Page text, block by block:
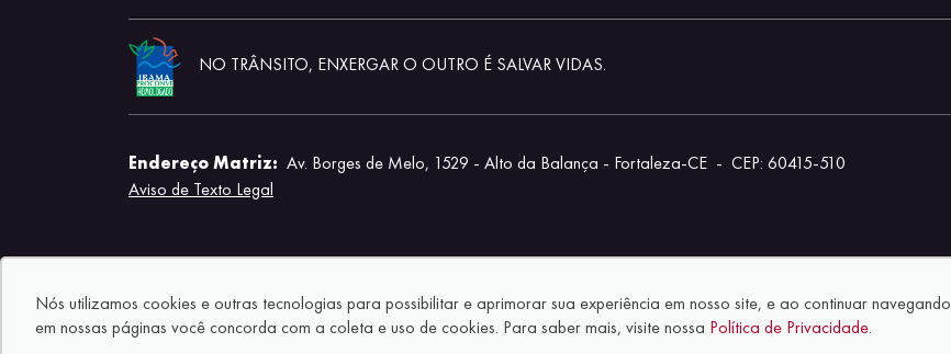
NO TRÂNSITO, ENXERGAR O OUTRO É SALVAR VIDAS.
Endereço Matriz: Av. Borges de Melo, 1529 - Alto da Balança - Fortaleza-CE - CEP: 60415-510
Aviso de Texto Legal
Nós utilizamos cookies e outras tecnologias para possibilitar e aprimorar sua experiência em nosso site, e ao continuar navegando
em nossas páginas você concorda com a coleta e uso de cookies. Para saber mais, visite nossa Política de Privacidade.